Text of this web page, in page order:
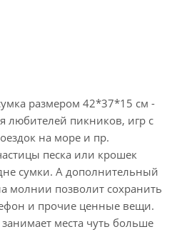
размером 42*37*15 см -
любителей пикников, игр с
на море и пр.
песка или крошек
сумки. А дополнительный
молнии позволит сохранить
и прочие ценные вещи.
места чуть больше